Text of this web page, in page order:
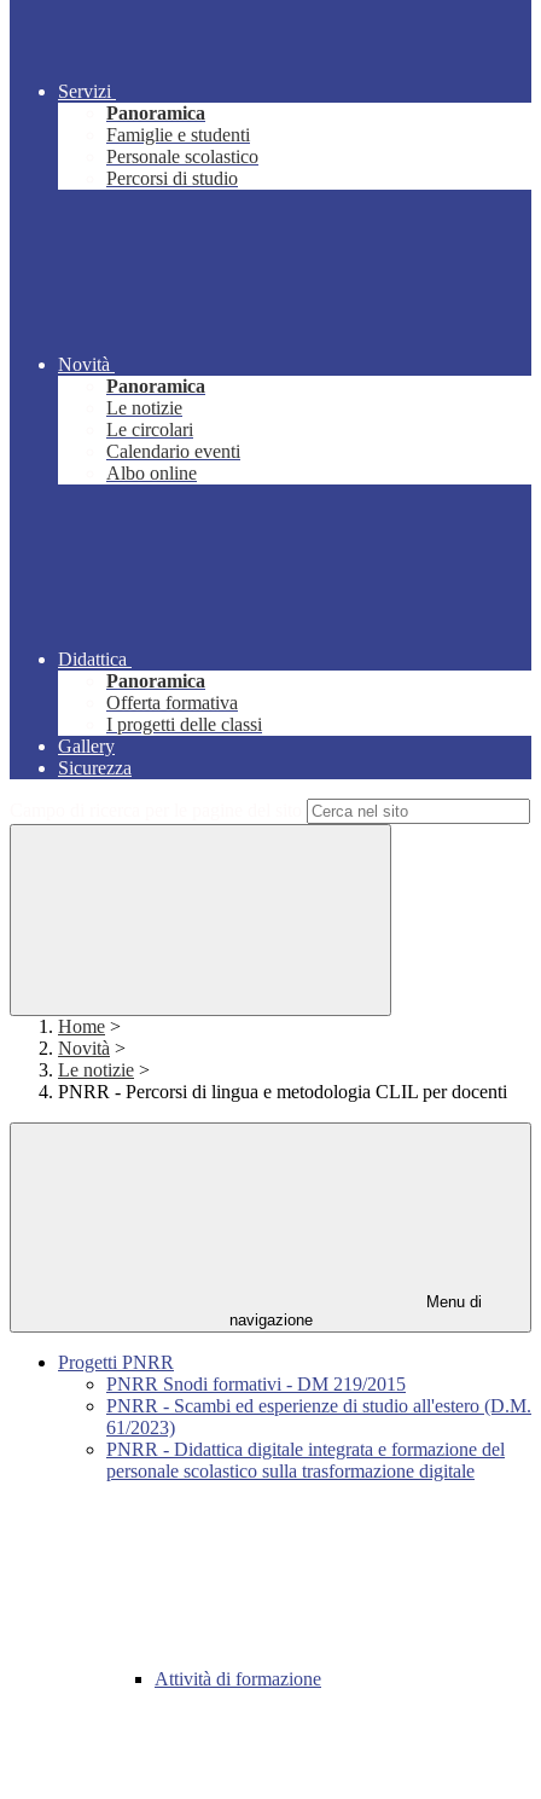
Servizi
Panoramica
Famiglie e studenti
Personale scolastico
Percorsi di studio
Novità
Panoramica
Le notizie
Le circolari
Calendario eventi
Albo online
Didattica
Panoramica
Offerta formativa
I progetti delle classi
Gallery
Sicurezza
Home >
Novità >
Le notizie >
PNRR - Percorsi di lingua e metodologia CLIL per docenti
Menu di
navigazione
Progetti PNRR
PNRR Snodi formativi - DM 219/2015
PNRR - Scambi ed esperienze di studio all'estero (D.M.
61/2023)
PNRR - Didattica digitale integrata e formazione del
personale scolastico sulla trasformazione digitale
Attività di formazione